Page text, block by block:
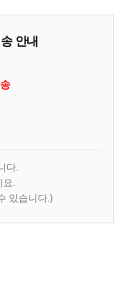
안내
다.
요.
있습니다.)